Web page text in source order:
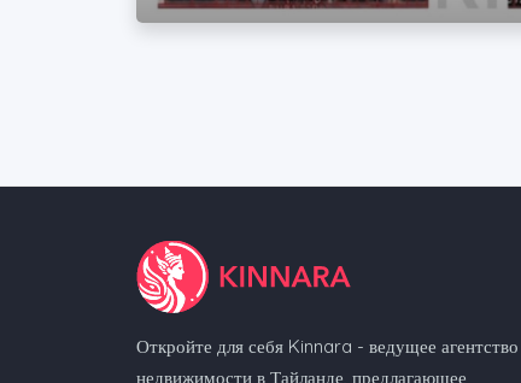
Откройте для себя Kinnara - ведущее агентство
недвижимости в Тайланде, предлагающее